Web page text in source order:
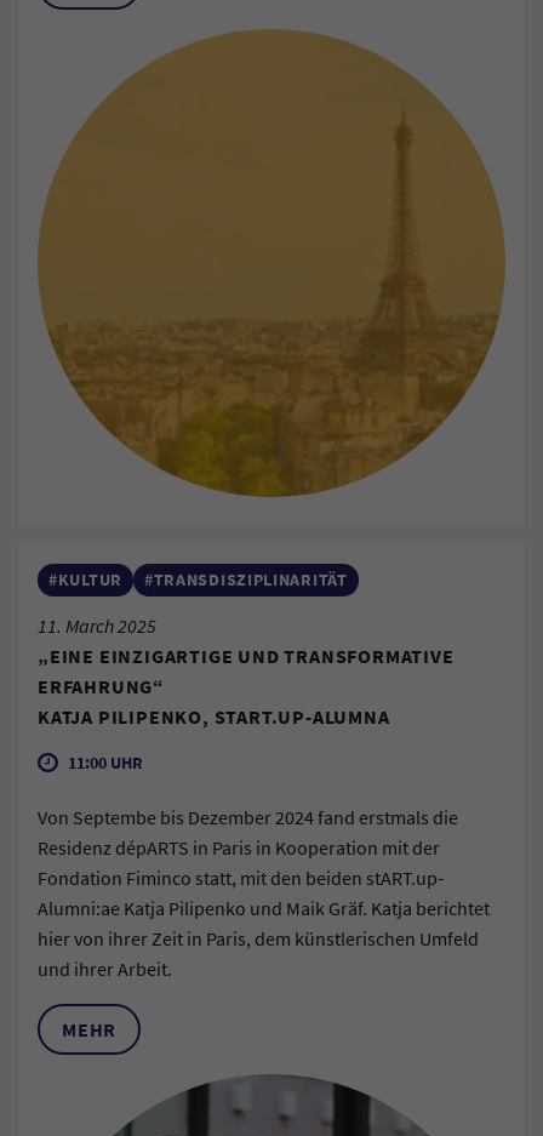
#KULTUR #TRANSDISZIPLINARITÄT
11. March 2025
„EINE EINZIGARTIGE UND TRANSFORMATIVE
ERFAHRUNG“
KATJA PILIPENKO, START.UP-ALUMNA
11:00 UHR
Von Septembe bis Dezember 2024 fand erstmals die
Residenz dépARTS in Paris in Kooperation mit der
Fondation Fiminco statt, mit den beiden stART.up-
Alumni:ae Katja Pilipenko und Maik Gräf. Katja berichtet
hier von ihrer Zeit in Paris, dem künstlerischen Umfeld
und ihrer Arbeit.
MEHR